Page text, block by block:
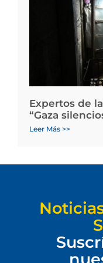
Expertos de
“Gaza
Leer Más >>